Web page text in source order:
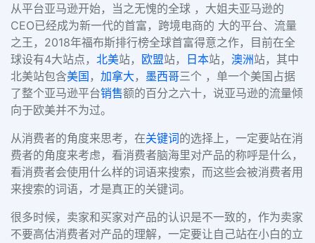
从平台亚马逊开始，当之无愧的全球 ，大姐夫亚马逊的
CEO已经成为新一代的首富，跨境电商的 大的平台、流量
之王，2018年福布斯排行榜全球首富得意之作，目前在全
球设有4大站点， 北美站， 欧盟站， 日本站， 澳洲站，其中
北美站包含美国 ， 加拿大 ， 墨西哥三个 ，单一个美国占据
了整个亚马逊平台销售额的百分之六十，说亚马逊的流量倾
向于欧美并不为过。
从消费者的角度来思考，在关键词的选择上，一定要站在消
费者的角度来考虑，看消费者脑海里对产品的称呼是什么，
看消费者会使用什么样的词语来搜索，而这些会被消费者用
来搜索的词语，才是真正的关键词。
很多时候，卖家和买家对产品的认识是不一致的，作为卖家
不要高估消费者对产品的理解，一定要让自己站在小白的立